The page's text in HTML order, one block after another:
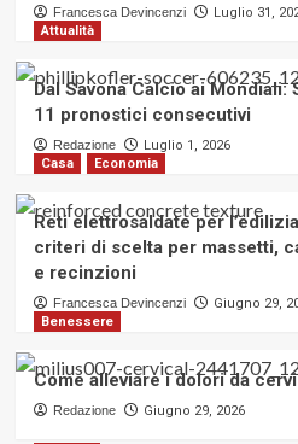
1
decisive
2
Generatore
Simone
Casa
Reti
Francesca Devincenzi
Luglio 31,
Attualità
Dal Savona Calcio ai
11 pronostici consecutivi
Redazione
Luglio 1, 2026
Casa
Economia
Reti elettrosaldate per
criteri di scelta per massetti,
e recinzioni
Francesca Devincenzi
Giugno 29,
Benessere
Come alleviare i dolori da
Redazione Giugno 29, 2026